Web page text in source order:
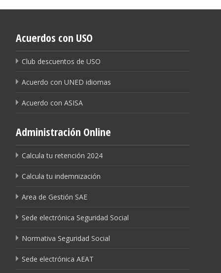
Acuerdos con USO
Club descuentos de USO
Acuerdo con UNED idiomas
Acuerdo con ASISA
Administración Online
Calcula tu retención 2024
Calcula tu indemnización
Area de Gestión SAE
Sede electrónica Seguridad Social
Normativa Seguridad Social
Sede electrónica AEAT